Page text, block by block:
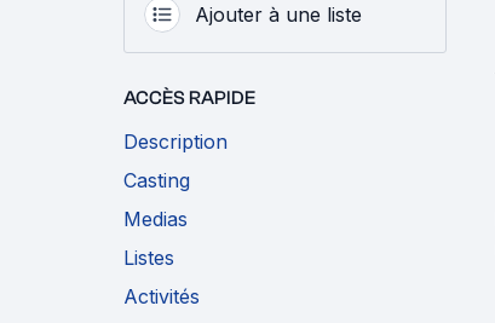
Ajouter à une liste
ACCÈS RAPIDE
Description
Casting
Medias
Listes
Activités